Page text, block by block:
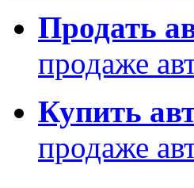
Продать
продаже
Купить
продаже